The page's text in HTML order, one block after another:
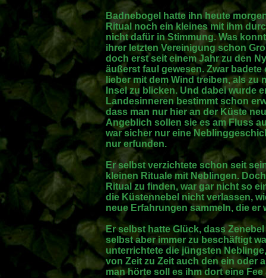
Badnebogel hatte ihn heute
Ritual noch ein kleines mit ihm
nicht dafür in Stimmung. Was
ihrer letzten Vereinigung schon
doch erst seit einem Jahr zu den
äußerst faul gewesen. Zwar
lieber mit dem Wind treiben, als
Insel zu blicken. Und dabei wurde
Landesinneren bestimmt schon
dass man nur hier an der Küste
Angeblich sollen sie es am Fluss
war sicher nur eine
nur erfunden.
Er selbst verzichtete schon seit
kleinen Rituale mit Neblingen.
Ritual zu finden, war gar nicht so
die Küstennebel nicht verlassen,
neue Erfahrungen sammeln, die er
Er selbst hatte Glück, dass
selbst aber immer zu beschäftigt
unterrichtete die jüngsten
von Zeit zu Zeit auch den ein oder
man hörte soll es ihm dort eine